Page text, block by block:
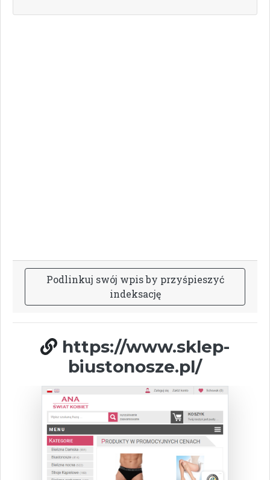
Podlinkuj swój wpisby przyśpieszyć
indeksację
https://www.sklep-
biustonosze.pl/